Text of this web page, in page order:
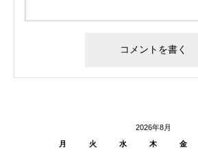
2026年8月
月
火 水 木 金